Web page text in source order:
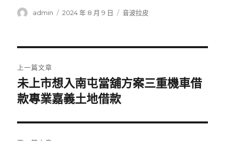
作
admin
發
2024 年 8 月 9 日
分
音波拉皮
章
導
覽
上一篇文章
上
一
文
章:
未上市想入南屯當舖方案三重機車借
款專業嘉義土地借款